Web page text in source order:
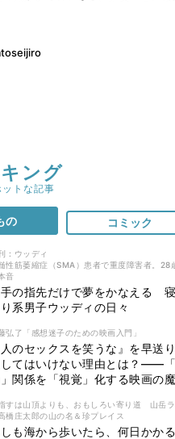
ング
トな記事
の コミック
: ウッディ
性筋萎縮症（SMA）患者で重度障害者。28
音
の指先だけで夢をかなえる
系男子ウッディの日々
弘了「感想迷子のための映画入門」
人のセックスを笑うな』を早送
てはいけない理由とは？――
関係を「視覚」化する映画の
すは山頂よりも、おもしろい寄り道 山岳ラ
橋庄太郎の山の名＆珍プレイス
も海から歩いたら、何日かか